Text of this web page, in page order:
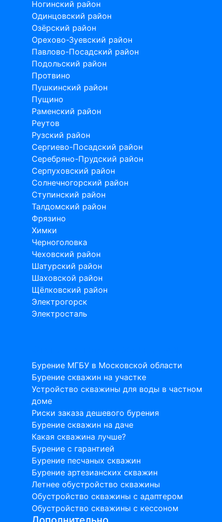
Ногинский район
Одинцовский район
Озёрский район
Орехово-Зуевский район
Павлово-Посадский район
Подольский район
Протвино
Пушкинский район
Пущино
Раменский район
Реутов
Рузский район
Сергиево-Посадский район
Серебряно-Прудский район
Серпуховский район
Солнечногорский район
Ступинский район
Талдомский район
Фрязино
Химки
Черноголовка
Чеховский район
Шатурский район
Шаховской район
Щёлковский район
Электрогорск
Электросталь
Бурение МГБУ в Московской области
Бурение скважин на участке
Устройство скважины для воды в частном
доме
Риски заказа дешевого бурения
Бурение скважин на даче
Какая скважина лучше?
Бурение с гарантией
Бурение песчаных скважин
Бурение артезианских скважин
Летнее обустройство скважины
Обустройство скважины с адаптером
Обустройство скважины с кессоном